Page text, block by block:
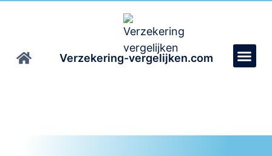
Verzekering-vergelijken.com